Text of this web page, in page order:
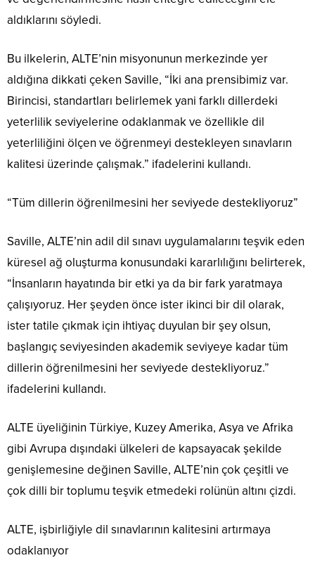
aldıklarını söyledi.
Bu ilkelerin, ALTE’nin misyonunun merkezinde yer
aldığına dikkati çeken Saville, “İki ana prensibimiz var.
Birincisi, standartları belirlemek yani farklı dillerdeki
yeterlilik seviyelerine odaklanmak ve özellikle dil
yeterliliğini ölçen ve öğrenmeyi destekleyen sınavların
kalitesi üzerinde çalışmak.” ifadelerini kullandı.
“Tüm dillerin öğrenilmesini her seviyede destekliyoruz”
Saville, ALTE’nin adil dil sınavı uygulamalarını teşvik eden
küresel ağ oluşturma konusundaki kararlılığını belirterek,
“İnsanların hayatında bir etki ya da bir fark yaratmaya
çalışıyoruz. Her şeyden önce ister ikinci bir dil olarak,
ister tatile çıkmak için ihtiyaç duyulan bir şey olsun,
başlangıç seviyesinden akademik seviyeye kadar tüm
dillerin öğrenilmesini her seviyede destekliyoruz.”
ifadelerini kullandı.
ALTE üyeliğinin Türkiye, Kuzey Amerika, Asya ve Afrika
gibi Avrupa dışındaki ülkeleri de kapsayacak şekilde
genişlemesine değinen Saville, ALTE’nin çok çeşitli ve
çok dilli bir toplumu teşvik etmedeki rolünün altını çizdi.
ALTE, işbirliğiyle dil sınavlarının kalitesini artırmaya
odaklanıyor